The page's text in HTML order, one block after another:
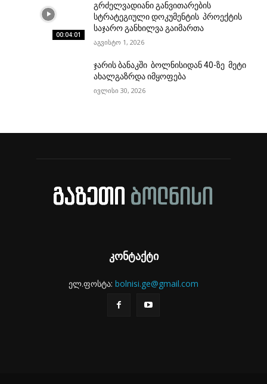
00:04:01
გრძელვადიანი განვითარების
სტრატეგიული დოკუმენტის პროექტის
საჯარო განხილვა გაიმართა
აგვისტო 1, 2026
ჯარის ბანაკში ბოლნისიდან 40-ზე მეტი
ახალგაზრდა იმყოფება
ივლისი 30, 2026
კონტაქტი
ელ.ფოსტა: bolnisi.ge@gmail.com